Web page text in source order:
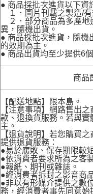
● 商品採批次進貨以下資
１．圖片刊載之製造/有
２．部分商品為多產地
異，隨機出貨。
● 商品採批次進貨，隨機
的效期為主。
● 商品出貨均至少提供6
商品
【配送地點】限本島。
【注意事項】網路售出
款、退換貨服務。若與
主。
【退貨說明】若您購買
提供退貨服務：
●易於腐敗、保存期限較
●依消費者要求所為之客
●報紙、期刊或雜誌。
●經消費者拆封之影音商
●非以有形媒介提供之數
務，經消費者事先同意始